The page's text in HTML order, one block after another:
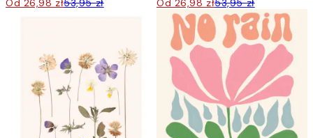
Od 26,98 zł53,95 zł Od 26,98 zł53,95 zł